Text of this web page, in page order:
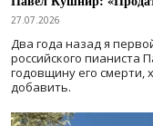
27.07.2026
Два года назад я
российского пианиста
годовщину его смерти,
добавить.